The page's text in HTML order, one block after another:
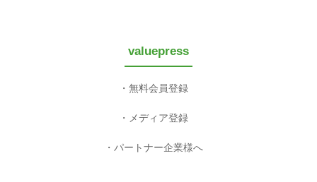
valuepress
無料会員登録
メディア登録
パートナー企業様へ